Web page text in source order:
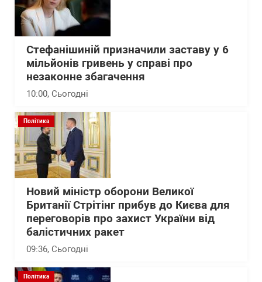
Стефанішиній призначили заставу у 6
мільйонів гривень у справі про
незаконне збагачення
10:00, Сьогодні
Політика
Новий міністр оборони Великої
Британії Стрітінг прибув до Києва для
переговорів про захист України від
балістичних ракет
09:36, Сьогодні
Політика